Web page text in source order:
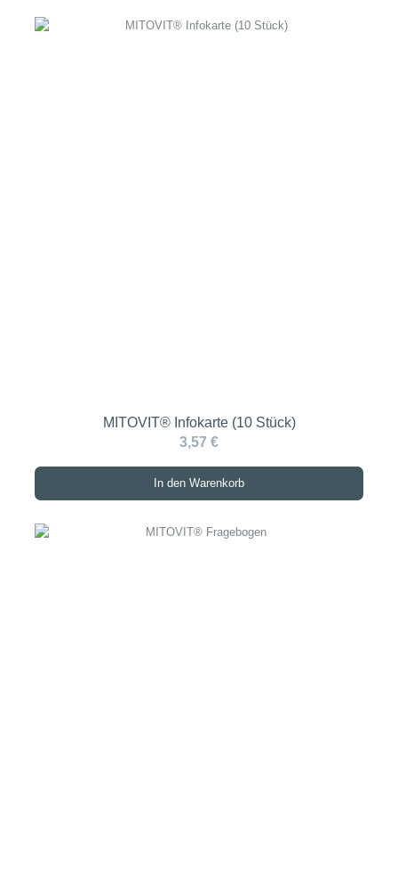
MITOVIT® Infokarte (10 Stück)
3,57 €
In den Warenkorb